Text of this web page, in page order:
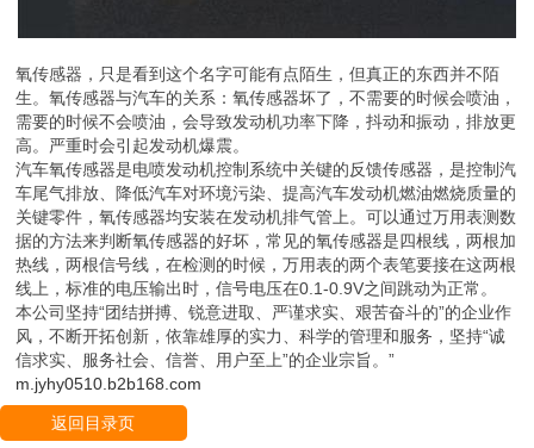
氧传感器，只是看到这个名字可能有点陌生，但真正的东西并不陌
生。氧传感器与汽车的关系：氧传感器坏了，不需要的时候会喷油，
需要的时候不会喷油，会导致发动机功率下降，抖动和振动，排放更
高。严重时会引起发动机爆震。
汽车氧传感器是电喷发动机控制系统中关键的反馈传感器，是控制汽
车尾气排放、降低汽车对环境污染、提高汽车发动机燃油燃烧质量的
关键零件，氧传感器均安装在发动机排气管上。可以通过万用表测数
据的方法来判断氧传感器的好坏，常见的氧传感器是四根线，两根加
热线，两根信号线，在检测的时候，万用表的两个表笔要接在这两根
线上，标准的电压输出时，信号电压在0.1-0.9V之间跳动为正常。
本公司坚持“团结拼搏、锐意进取、严谨求实、艰苦奋斗的”的企业作
风，不断开拓创新，依靠雄厚的实力、科学的管理和服务，坚持“诚
信求实、服务社会、信誉、用户至上”的企业宗旨。”
m.jyhy0510.b2b168.com
返回目录页